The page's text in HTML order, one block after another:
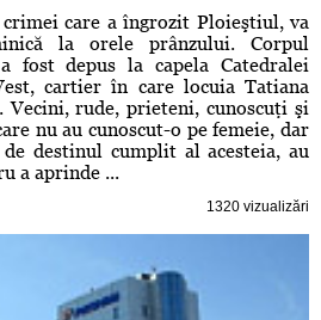
care a îngrozit Ploieştiul, va
la orele prânzului. Corpul
fost depus la capela Catedralei
cartier în care locuia Tatiana
Vecini, rude, prieteni, cunoscuţi şi
nu au cunoscut-o pe femeie, dar
destinul cumplit al acesteia, au
a aprinde ...
1320 vizualizări